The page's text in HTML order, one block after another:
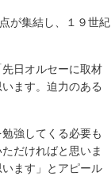
が集結し、１９世紀
日オルセーに取材
ます。迫力のある
強してくる必要も
だければと思いま
ます」とアピール